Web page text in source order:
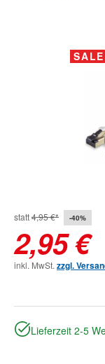
Bildergalerie
SALE
statt4,95 €* -40%
2,95 €
inkl. MwSt. zzgl.
Lieferzeit 2-5